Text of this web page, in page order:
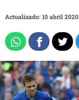
Actualizado: 10 abril 2020